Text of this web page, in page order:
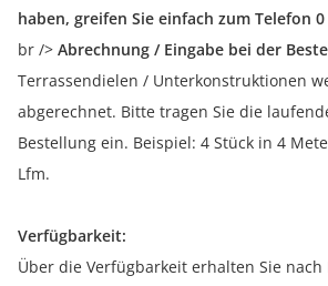
haben, greifen Sie einfach zum Telefon 0
br /> Abrechnung / Eingabe bei der
Terrassendielen / Unterkonstruktionen
abgerechnet. Bitte tragen Sie die
Bestellung ein. Beispiel: 4 Stück in 4
Lfm.
Verfügbarkeit:
Über die Verfügbarkeit erhalten Sie